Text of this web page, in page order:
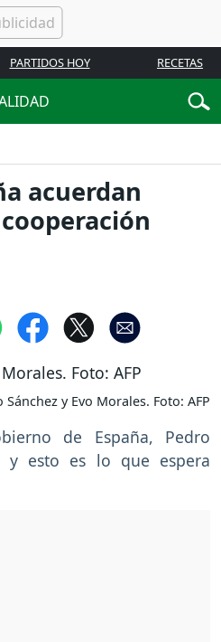
PARTIDOS HOY RECETAS
acuerdan
Sánchez y Evo Morales. Foto: AFP
de España, Pedro
y esto es lo que espera